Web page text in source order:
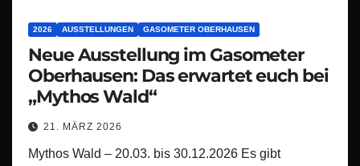
2026 AUSSTELLUNGEN GASOMETER OBERHAUSEN
Neue Ausstellung im Gasometer
Oberhausen: Das erwartet euch bei
„Mythos Wald“
21. MÄRZ 2026
Mythos Wald – 20.03. bis 30.12.2026 Es gibt